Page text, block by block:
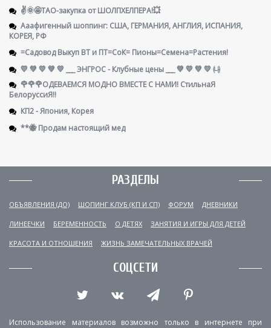
✌️🌞🤩ТАО-закупка от ШОЛПХЕЛПЕРА!💥
Ааафигенный шоппинг: США, ГЕРМАНИЯ, АНГЛИЯ, ИСПАНИЯ,
КОРЕЯ, РФ
=Садовод Выкуп ВТ и ПТ=СоК= Пионы=Семена=Растения!
💛 💚 💛 💚 💛 ___ ЭНГРОС - Клубные цены ___ 💚 💛 💚 💛 ㈏
🌹🌹🌹ОДЕВАЕМСЯ МОДНО ВМЕСТЕ С НАМИ! СтильнаЯ
БелоруссиЯ‼
КП2 - Япония, Корея
**🐝 Продам настоящий мед
РАЗДЕЛЫ
ОБЪЯВЛЕНИЯ (ДО) ШОПИНГ КЛУБ (КП И СП) ФОРУМ ДНЕВНИКИ
ЛИНЕЕЧКИ БЕРЕМЕННОСТЬ О ДЕТЯХ ЗАНЯТИЯ И ИГРЫ ДЛЯ ДЕТЕЙ
КРАСОТА И ОТНОШЕНИЯ ЖИЗНЬ ЗАМЕЧАТЕЛЬНЫХ ВРАЧЕЙ
СОЦСЕТИ
Использование материалов возможно только в интернете при